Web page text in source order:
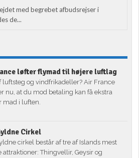
med begrebet afbudsrejser i
de...
løfter flymad til højere luftlag
luftsteg og vindfrikadeller? Air France
nu, at du mod betaling kan få ekstra
mad i luften.
Cirkel
cirkel består af tre af Islands mest
attraktioner: Thingvellir, Geysir og